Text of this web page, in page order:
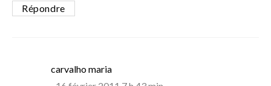
Répondre
carvalho mariasays: